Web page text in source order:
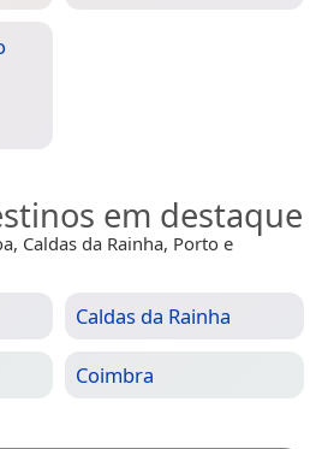
em destaque
Caldas da Rainha, Porto e
Caldas da Rainha
Coimbra